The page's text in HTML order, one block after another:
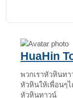
HuaHin
พวกเราหัวหินทา
หัวหินให้เพื่อนๆ
หัวหินทาวน์